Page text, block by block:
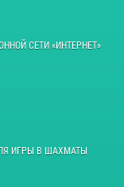
СЕТИ «ИНТЕРНЕТ»
ИГРЫ В ШАХМАТЫ